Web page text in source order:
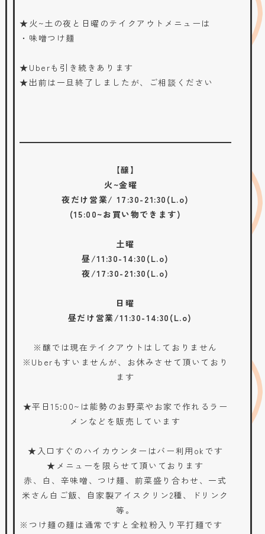
★火~土の夜と日曜のテイクアウトメニューは
・味噌つけ麺
★Uberも引き続きあります
★出前は一旦終了しましたが、ご相談ください
【醸】
火~金曜
夜だけ営業/ 17:30-21:30(L.o)
(15:00~お買い物できます)
土曜
昼/11:30-14:30(L.o)
夜/17:30-21:30(L.o)
日曜
昼だけ営業/11:30-14:30(L.o)
※醸では現在テイクアウトはしておりません
※Uberもすいませんが、お休みさせて頂いており
ます
★平日15:00~は能勢のお野菜やお家で作れるラー
メンなどを販売しています
★入口すぐのハイカウンターはバー利用okです
★メニューを限らせて頂いております
赤、白、辛味噌、つけ麺、前菜盛り合わせ、一式
米さん白ご飯、自家製アイスクリン2種、ドリンク
等。
※つけ麺の麺は通常ですと全粒粉入り平打麺です